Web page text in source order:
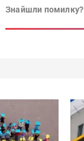
Знайшли помилку?